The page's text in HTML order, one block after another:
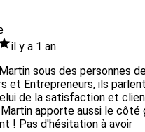
il y a 1 an
sous des personnes
et Entrepreneurs, ils
de la satisfaction et
apporte aussi le côté
! Pas d'hésitation à avoir